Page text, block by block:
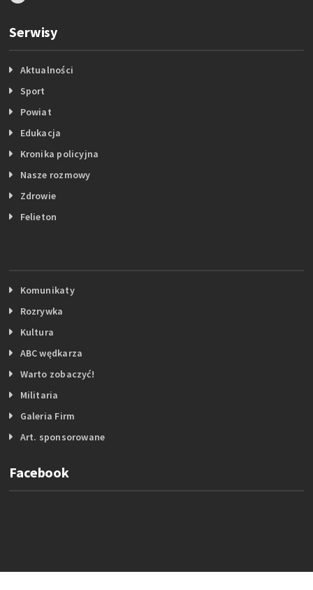
Serwisy
Aktualności
Sport
Powiat
Edukacja
Kronika policyjna
Nasze rozmowy
Zdrowie
Felieton
Komunikaty
Rozrywka
Kultura
ABC wędkarza
Warto zobaczyć!
Militaria
Galeria Firm
Art. sponsorowane
Facebook